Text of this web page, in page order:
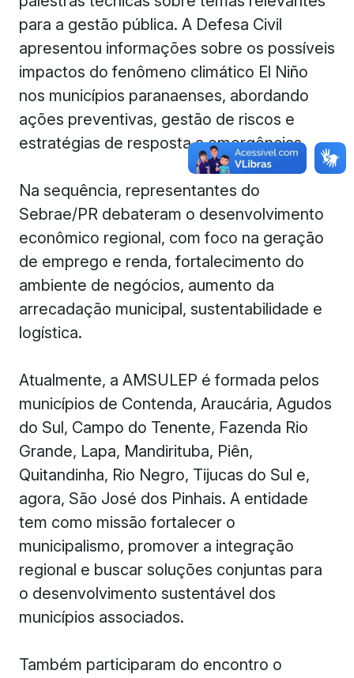
para a gestão pública. A Defesa Civil
apresentou informações sobre os possíveis
impactos do fenômeno climático El Niño
nos municípios paranaenses, abordando
ações preventivas, gestão de riscos e
estratégias de resposta a emergências.
Na sequência, representantes do
Sebrae/PR debateram o desenvolvimento
econômico regional, com foco na geração
de emprego e renda, fortalecimento do
ambiente de negócios, aumento da
arrecadação municipal, sustentabilidade e
logística.
Atualmente, a AMSULEP é formada pelos
municípios de Contenda, Araucária, Agudos
do Sul, Campo do Tenente, Fazenda Rio
Grande, Lapa, Mandirituba, Piên,
Quitandinha, Rio Negro, Tijucas do Sul e,
agora, São José dos Pinhais. A entidade
tem como missão fortalecer o
municipalismo, promover a integração
regional e buscar soluções conjuntas para
o desenvolvimento sustentável dos
municípios associados.
Também participaram do encontro o